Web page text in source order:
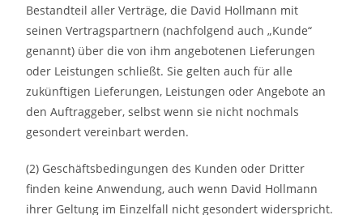
Bestandteil aller Verträge, die David Hollmann mit
seinen Vertragspartnern (nachfolgend auch „Kunde“
genannt) über die von ihm angebotenen Lieferungen
oder Leistungen schließt. Sie gelten auch für alle
zukünftigen Lieferungen, Leistungen oder Angebote an
den Auftraggeber, selbst wenn sie nicht nochmals
gesondert vereinbart werden.
(2) Geschäftsbedingungen des Kunden oder Dritter
finden keine Anwendung, auch wenn David Hollmann
ihrer Geltung im Einzelfall nicht gesondert widerspricht.